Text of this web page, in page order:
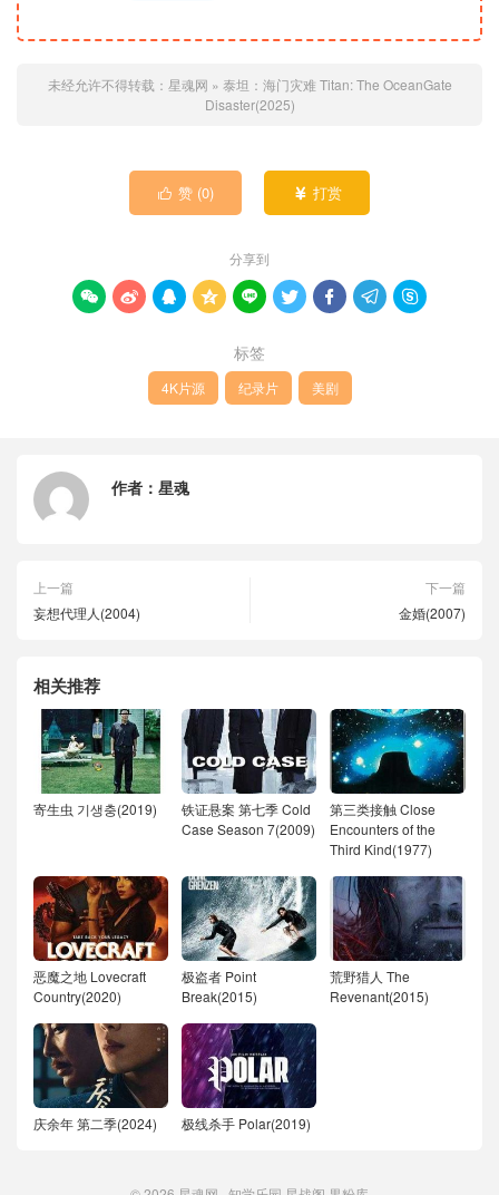
未经允许不得转载： 星魂网 » 泰坦：海门灾难 Titan: The OceanGate
Disaster(2025)
 赞 (0)  打赏
分享到
        
标签
4K片源 纪录片 美剧
作者： 星魂
上一篇
妄想代理人(2004)
下一篇
金婚(2007)
相关推荐
寄生虫 기생충(2019)
铁证悬案 第七季 Cold
Case Season 7(2009)
第三类接触 Close
Encounters of the
Third Kind(1977)
恶魔之地 Lovecraft
Country(2020)
极盗者 Point
Break(2015)
荒野猎人 The
Revenant(2015)
庆余年 第二季(2024) 极线杀手 Polar(2019)